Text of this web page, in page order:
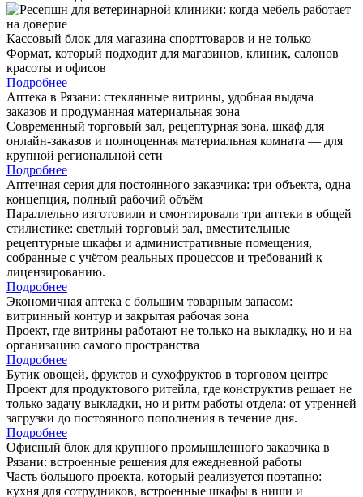
Кассовый блок для магазина спорттоваров и не только
Формат, который подходит для магазинов, клиник, салонов
красоты и офисов
Подробнее
Аптека в Рязани: стеклянные витрины, удобная выдача
заказов и продуманная материальная зона
Современный торговый зал, рецептурная зона, шкаф для
онлайн-заказов и полноценная материальная комната — для
крупной региональной сети
Подробнее
Аптечная серия для постоянного заказчика: три объекта, одна
концепция, полный рабочий объём
Параллельно изготовили и смонтировали три аптеки в общей
стилистике: светлый торговый зал, вместительные
рецептурные шкафы и административные помещения,
собранные с учётом реальных процессов и требований к
лицензированию.
Подробнее
Экономичная аптека с большим товарным запасом:
витринный контур и закрытая рабочая зона
Проект, где витрины работают не только на выкладку, но и на
организацию самого пространства
Подробнее
Бутик овощей, фруктов и сухофруктов в торговом центре
Проект для продуктового ритейла, где конструктив решает не
только задачу выкладки, но и ритм работы отдела: от утренней
загрузки до постоянного пополнения в течение дня.
Подробнее
Офисный блок для крупного промышленного заказчика в
Рязани: встроенные решения для ежедневной работы
Часть большого проекта, который реализуется поэтапно:
кухня для сотрудников, встроенные шкафы в ниши и